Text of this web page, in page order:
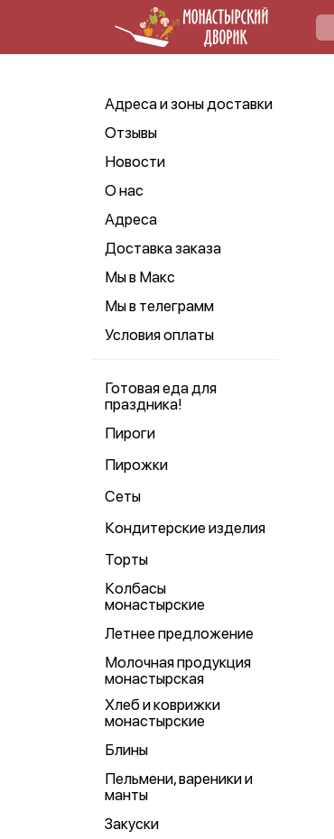
Адреса и зоны доставки
Отзывы
Новости
О нас
Адреса
Доставка заказа
Мы в Макс
Мы в телеграмм
Условия оплаты
Готовая еда для
праздника!
Пироги
Пирожки
Сеты
Кондитерские изделия
Торты
Колбасы
монастырские
Летнее предложение
Молочная продукция
монастырская
Хлеб и коврижки
монастырские
Блины
Пельмени, вареники и
манты
Закуски